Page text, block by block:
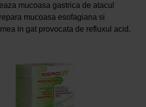
mucoasa gastrica de atacul
mucoasa esofagiana si
in gat provocata de refluxul acid.